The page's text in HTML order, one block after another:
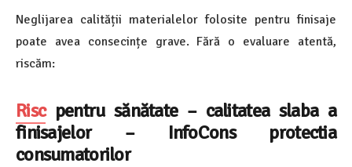
Neglijarea calității materialelor folosite pentru finisaje
poate avea consecințe grave. Fără o evaluare atentă,
riscăm:
Riscpentru sănătate – calitatea slaba a
finisajelor – InfoCons protectia
consumatorilor